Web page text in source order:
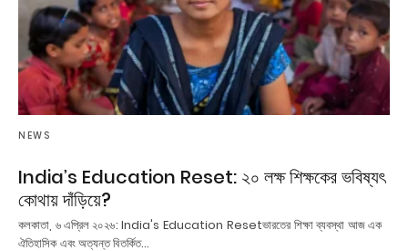
NEWS
India’s Education Reset: ২০ লক্ষ শিক্ষকের ভবিষ্যৎ
কোথায় দাঁড়িয়ে?
কলকাতা, ৬ এপ্রিল ২০২৬: India's Education Resetভারতের শিক্ষা ব্যবস্থা আজ এক
ঐতিহাসিক এবং অত্যন্ত বিতর্কিত…